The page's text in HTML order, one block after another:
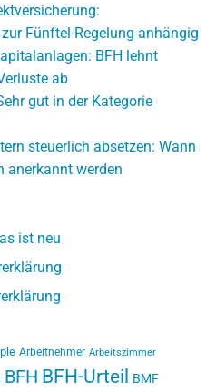
Fünftel-Regelung anhängig
BFH lehnt
ab
gut in der Kategorie
steuerlich absetzen: Wann
anerkannt werden
ist neu
Arbeitnehmer Arbeitszimmer
BFH BFH-Urteil BMF